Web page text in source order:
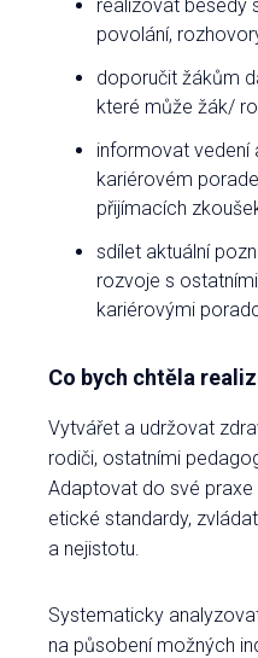
realizovat besedy
povolání,
doporučit žákům
které může žák/
informovat vedení
kariérovém
přijímacích
sdílet aktuální
rozvoje s
kariérovými
Co bych chtěla
Vytvářet a udržovat
rodiči, ostatními
Adaptovat do své
etické standardy,
a nejistotu.
Systematicky
na působení možných